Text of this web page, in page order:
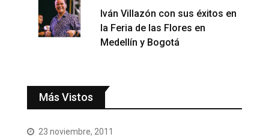
Iván Villazón con sus éxitos en
la Feria de las Flores en
Medellín y Bogotá
Más Vistos
23 noviembre, 2011